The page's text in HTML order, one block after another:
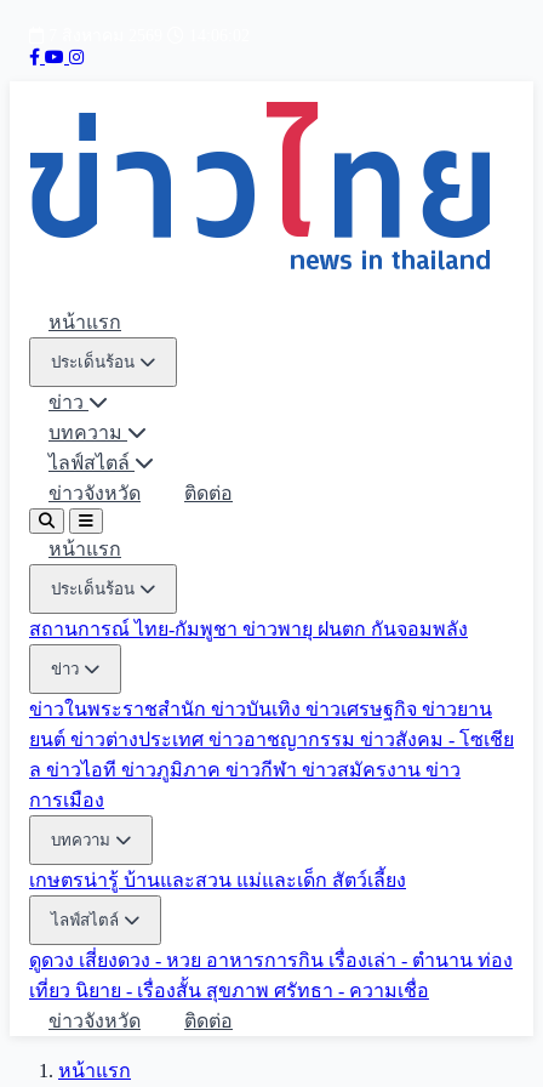
หน้าแรก
ประเด็นร้อน
ข่าว
บทความ
ไลฟ์สไตล์
ข่าวจังหวัด
ติดต่อ
หน้าแรก
ประเด็นร้อน
สถานการณ์ ไทย-กัมพูชา ข่าวพายุ ฝนตก กันจอมพลัง
ข่าว
ข่าวในพระราชสำนัก ข่าวบันเทิง ข่าวเศรษฐกิจ ข่าวยาน
ยนต์ ข่าวต่างประเทศ ข่าวอาชญากรรม ข่าวสังคม - โซเชีย
ล ข่าวไอที ข่าวภูมิภาค ข่าวกีฬา ข่าวสมัครงาน ข่าว
การเมือง
บทความ
เกษตรน่ารู้ บ้านและสวน แม่และเด็ก สัตว์เลี้ยง
ไลฟ์สไตล์
ดูดวง เสี่ยงดวง - หวย อาหารการกิน เรื่องเล่า - ตำนาน ท่อง
เที่ยว นิยาย - เรื่องสั้น สุขภาพ ศรัทธา - ความเชื่อ
ข่าวจังหวัด
ติดต่อ
หน้าแรก